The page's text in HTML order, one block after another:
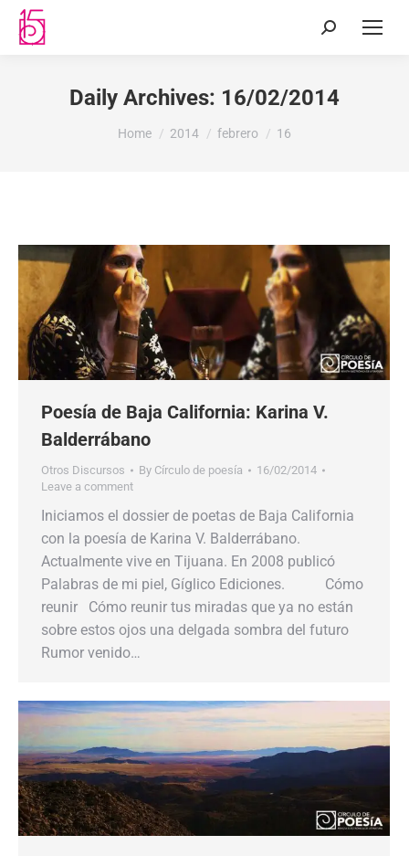
Daily Archives: 16/02/2014
You are here:
Home 2014 febrero 16
Poesía de Baja California: Karina V.
Balderrábano
Otros Discursos By Círculo de poesía
16/02/2014
Leave a comment
Iniciamos el dossier de poetas de Baja California
con la poesía de Karina V. Balderrábano.
Actualmente vive en Tijuana. En 2008 publicó
Palabras de mi piel, Gíglico Ediciones. Cómo
reunir Cómo reunir tus miradas que ya no están
sobre estos ojos una delgada sombra del futuro
Rumor venido…